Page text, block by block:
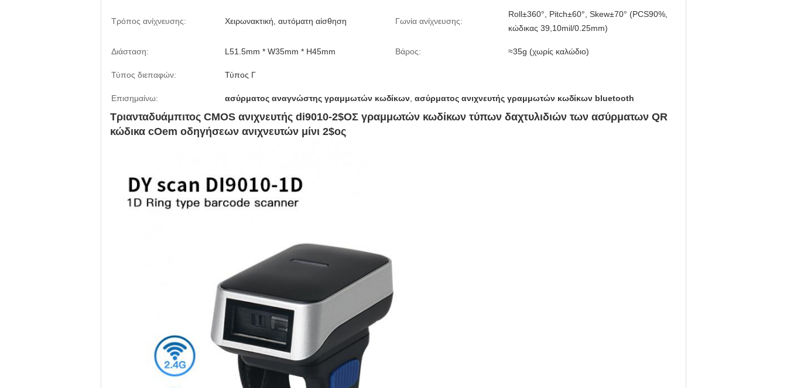
Τρόπος ανίχνευσης: Χειρωνακτική, αυτόματη αίσθηση Γωνία ανίχνευσης:
Roll±360°, Pitch±60°, Skew±70° (PCS90%,
κώδικας 39,10mil/0.25mm)
Διάσταση: L51.5mm * W35mm * H45mm Βάρος: ≈35g (χωρίς καλώδιο)
Τύπος διεπαφών: Τύπος Γ
Επισημαίνω: ασύρματος αναγνώστης γραμμωτών κωδίκων ασύρματος ανιχνευτής γραμμωτών κωδίκων bluetooth
Τριανταδυάμπιτος CMOS ανιχνευτής di9010-2$ΟΣ γραμμωτών κωδίκων τύπων δαχτυλιδιών των ασύρματων QR
κώδικα cOem οδηγήσεων ανιχνευτών μίνι 2$ος